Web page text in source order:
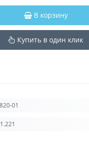
В корзину
Купить в один клик
01